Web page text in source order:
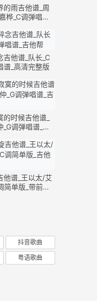
的雨吉他谱_周
桦_C调弹唱谱_
吉他谱_队长_C
谱_高清完整版
的时候吉他谱_
_G调弹唱谱_高
他谱_王以太/艾
简单版_带前奏
抖音歌曲
粤语歌曲